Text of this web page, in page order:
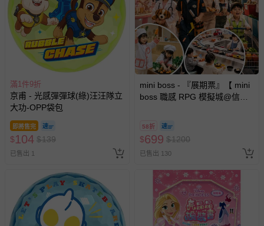
滿1件9折
京甫 - 光感彈彈球(綠)汪汪隊立
大功-OPP袋包
即將售完
$104 $139
已售出 1
mini boss - 『展期票』【 mini
boss 職感 RPG 模擬城@信義
換，依現場梯次安排入場，逾
期作廢) (兒童票(2歲以上)贈一
名陪伴成人)
58折
$699 $1200
已售出 130